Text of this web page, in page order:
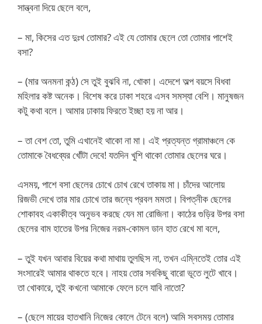
সান্ত্বনা দিয়ে ছেলে বলে,
– মা, কিসের এত দুঃখ তোমার? এই যে তোমার ছেলে তো তোমার পাশেই
বসা?
– (মার অনমনা কন্ঠ) সে তুই বুঝবি না, খোকা। এদেশে অল্প বয়সে বিধবা
মহিলার কষ্ট অনেক। বিশেষ করে ঢাকা শহরে এসব সমস্যা বেশি। মানুষজন
কটু কথা বলে। আমার ঢাকায় ফিরতে ইচ্ছা হয় না আর।
– তা বেশ তো, তুমি এখানেই থাকো না মা। এই প্রত্যন্ত গ্রামাঞ্চলে কে
তোমাকে বৈধব্যের খোঁটা দেবে! যতদিন খুশি থাকো তোমার ছেলের ঘরে।
এসময়, পাশে বসা ছেলের চোখে চোখ রেখে তাকায় মা। চাঁদের আলোয়
রিজভী দেখে তার মার চোখে তার জন্যে প্রবল মমতা। বিপত্নীক ছেলের
শোকাবহ একাকীত্ব অনুভব করছে যেন মা রোজিনা। কাঠের গুড়ির উপর বসা
ছেলের বাম হাতের উপর নিজের নরম-কোমল ডান হাত রেখে মা বলে,
– তুই যখন আবার বিয়ের কথা মাথায় তুলছিস না, তখন এম্নিতেই তোর এই
সংসারেই আমার থাকতে হবে। নাহয় তোর সবকিছু বারো ভূতে লুটে খাবে।
তা খোকারে, তুই কখনো আমাকে ফেলে চলে যাবি নাতো?
– (ছেলে মায়ের হাতখানি নিজের কোলে টেনে বলে) আমি সবসময় তোমার